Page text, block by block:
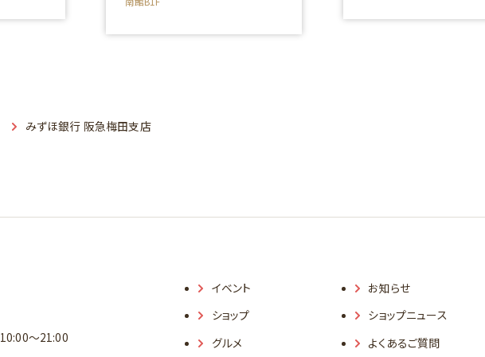
みずほ銀行 阪急梅田支店
10:00～21:00
イベント
ショップ
グルメ
お知らせ
ショップニュース
よくあるご質問